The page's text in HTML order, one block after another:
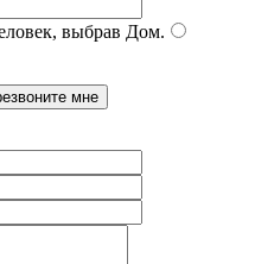
выбрав Дом.